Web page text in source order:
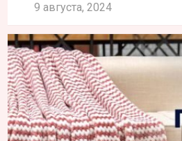
9 августа, 2024